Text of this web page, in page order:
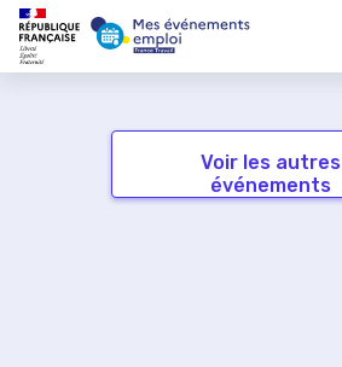
Voir les autres
événements